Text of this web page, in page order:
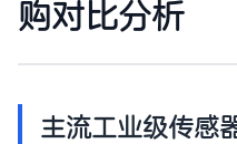
购对比分析
主流工业级传感